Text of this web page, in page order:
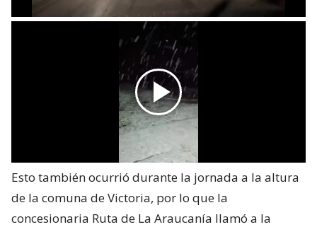
Esto también ocurrió durante la jornada a la altura
de la comuna de Victoria, por lo que la
concesionaria Ruta de La Araucanía llamó a la